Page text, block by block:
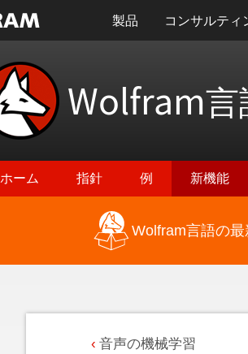
製品 コンサルティ
Wolfram言
ホーム 指針 例 新機能
Wolfram言語の
音声の機械学習